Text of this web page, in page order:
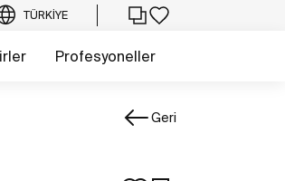
TÜRKIYE
Profesyoneller
Geri